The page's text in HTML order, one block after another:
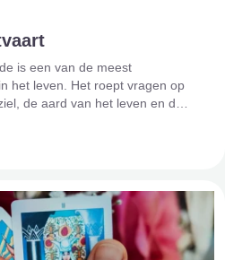
is een van de meest
het leven. Het roept vragen op
de aard van het leven en de